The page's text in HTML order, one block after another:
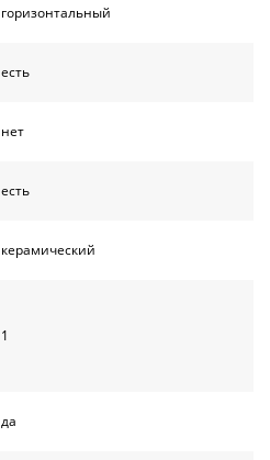
горизонтальный
есть
нет
есть
керамический
1
да